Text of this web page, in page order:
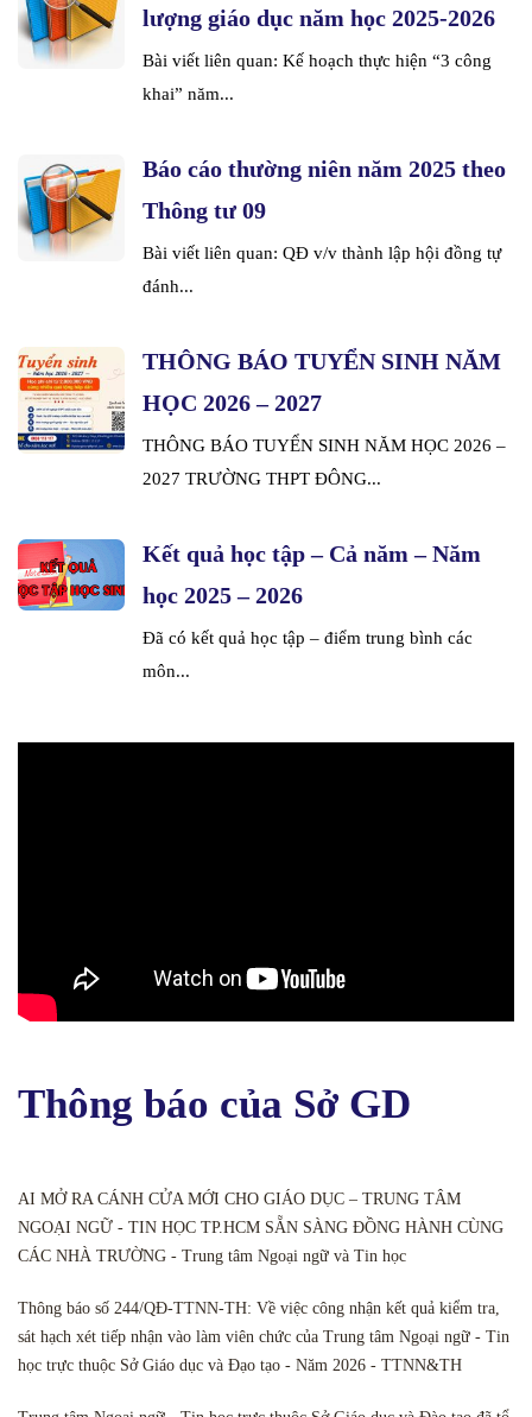
lượng giáo dục năm học 2025-2026
Bài viết liên quan: Kế hoạch thực hiện “3 công
khai” năm...
Báo cáo thường niên năm 2025 theo
Thông tư 09
Bài viết liên quan: QĐ v/v thành lập hội đồng tự
đánh...
THÔNG BÁO TUYỂN SINH NĂM
HỌC 2026 – 2027
THÔNG BÁO TUYỂN SINH NĂM HỌC 2026 –
2027 TRƯỜNG THPT ĐÔNG...
Kết quả học tập – Cả năm – Năm
học 2025 – 2026
Đã có kết quả học tập – điểm trung bình các
môn...
Thông báo của Sở GD
AI MỞ RA CÁNH CỬA MỚI CHO GIÁO DỤC – TRUNG TÂM
NGOẠI NGỮ - TIN HỌC TP.HCM SẴN SÀNG ĐỒNG HÀNH CÙNG
CÁC NHÀ TRƯỜNG - Trung tâm Ngoại ngữ và Tin học
Thông báo số 244/QĐ-TTNN-TH: Về việc công nhận kết quả kiểm tra,
sát hạch xét tiếp nhận vào làm viên chức của Trung tâm Ngoại ngữ - Tin
học trực thuộc Sở Giáo dục và Đạo tạo - Năm 2026 - TTNN&TH